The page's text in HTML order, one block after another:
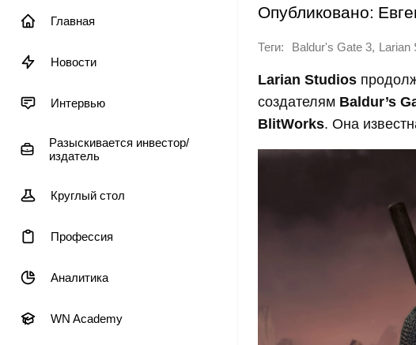
Главная
Новости
Интервью
Разыскивается инвестор/
издатель
Круглый стол
Профессия
Аналитика
WN Academy
Опубликовано:
Теги: Baldur's Gate 3,
Larian Studios
создателям Baldur’s
BlitWorks. Она и